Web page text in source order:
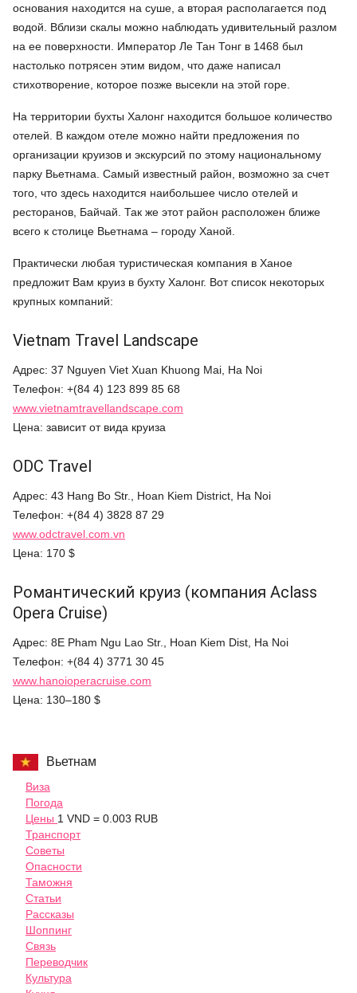
основания находится на суше, а вторая располагается под
водой. Вблизи скалы можно наблюдать удивительный разлом
на ее поверхности. Император Ле Тан Тонг в 1468 был
настолько потрясен этим видом, что даже написал
стихотворение, которое позже высекли на этой горе.
На территории бухты Халонг находится большое количество
отелей. В каждом отеле можно найти предложения по
организации круизов и экскурсий по этому национальному
парку Вьетнама. Самый известный район, возможно за счет
того, что здесь находится наибольшее число отелей и
ресторанов, Байчай. Так же этот район расположен ближе
всего к столице Вьетнама – городу Ханой.
Практически любая туристическая компания в Ханое
предложит Вам круиз в бухту Халонг. Вот список некоторых
крупных компаний:
Vietnam Travel Landscape
Адрес: 37 Nguyen Viet Xuan Khuong Mai, Ha Noi
Телефон: +(84 4) 123 899 85 68
www.vietnamtravellandscape.com
Цена: зависит от вида круиза
ODC Travel
Адрес: 43 Hang Bo Str., Hoan Kiem District, Ha Noi
Телефон: +(84 4) 3828 87 29
www.odctravel.com.vn
Цена: 170 $
Романтический круиз (компания Aclass
Opera Cruise)
Адрес: 8E Pham Ngu Lao Str., Hoan Kiem Dist, Ha Noi
Телефон: +(84 4) 3771 30 45
www.hanoioperacruise.com
Цена: 130–180 $
Вьетнам
Виза
Погода
Цены 1 VND = 0.003 RUB
Транспорт
Советы
Опасности
Таможня
Статьи
Рассказы
Шоппинг
Связь
Переводчик
Культура